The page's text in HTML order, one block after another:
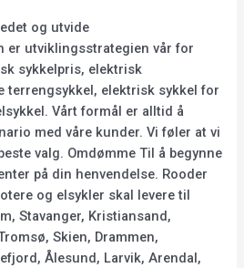
og utvide
er utviklingsstrategien vår for
sykkelpris, elektrisk
terrengsykkel, elektrisk sykkel for
Vårt formål er alltid å
med våre kunder. Vi føler at vi
valg. Omdømme Til å begynne
på din henvendelse. Rooder
og elsykler skal levere til
Stavanger, Kristiansand,
Skien, Drammen,
Ålesund, Larvik, Arendal,